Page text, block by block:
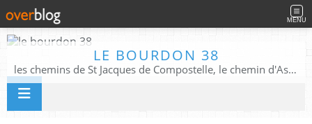
MENU
LE BOURDON 38
les chemins de St Jacques de Compostelle, le chemin d'Assise, La Voie Francigena, et autres chemins ........